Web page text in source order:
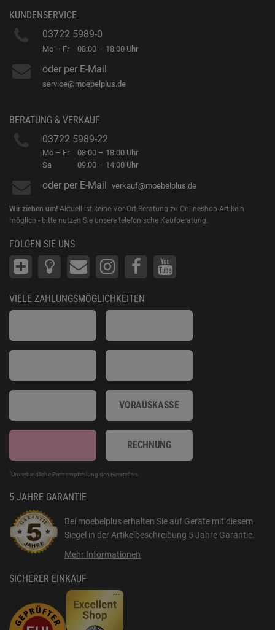
KUNDENSERVICE
03722 5989-0
Mo – Fr 08:00 – 18:00 Uhr
oder per E-Mail
service@moebelplus.de
BERATUNG & VERKAUF
03722 5989-22
Mo – Fr
Sa
08:00 – 18:00 Uhr
09:00 – 14:00 Uhr
oder per E-Mail verkauf@moebelplus.de
Wir ziehen um! Aktuell ist keine Vor-Ort-Beratung zu Onlineshop-Artikeln
möglich - bitte nutzen Sie unsere telefonische Kaufberatung.
FOLGEN SIE UNS
VIELE ZAHLUNGSMÖGLICHKEITEN
VORAUSKASSE
RECHNUNG
*Unverbindliche Preisempfehlung des Herstellers
5 JAHRE GARANTIE
Bei moebelplus erhalten Sie auf Geräte mit diesem
Siegel in der Artikelbeschreibung 5 Jahre Garantie.
Mehr Informationen
SICHERER EINKAUF